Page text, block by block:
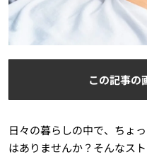
この記事の
日々の暮らしの中で、ちょ
はありませんか？そんなス